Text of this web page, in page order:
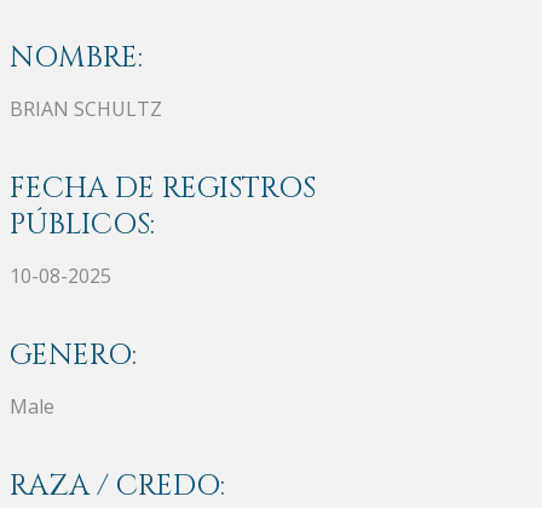
NOMBRE:
BRIAN SCHULTZ
FECHA DE REGISTROS
PÚBLICOS:
10-08-2025
GENERO:
Male
RAZA / CREDO: